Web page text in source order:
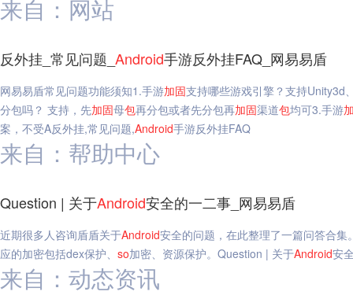
来自：网站
反外挂_常见问题_ Android手游反外挂FAQ_网易易盾
网易易盾常见问题功能须知1.手游加固支持哪些游戏引擎？支持Unity3d
分包吗？ 支持，先加固母包再分包或者先分包再加固渠道包均可3.手游
案，不受A反外挂,常见问题,Android手游反外挂FAQ
来自：帮助中心
Question | 关于Android安全的一二事_网易易盾
近期很多人咨询盾盾关于Android安全的问题，在此整理了一篇问答合集
应的加密包括dex保护、 so加密、资源保护。Question | 关于Android安
来自：动态资讯